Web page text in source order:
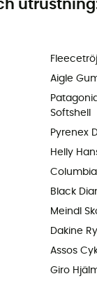
Aigle
Softshell
Pyrenex
Helly
Black
Meindl
Dakine
Assos
Giro